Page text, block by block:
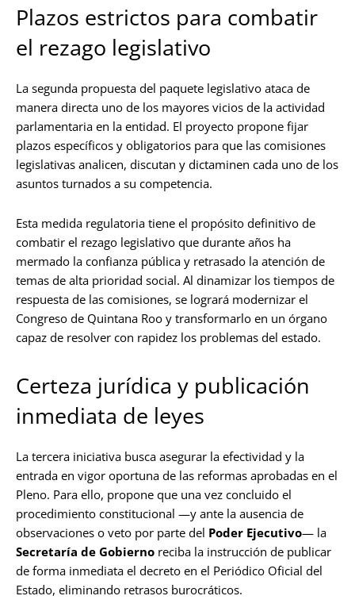
Plazos estrictos para combatir
el rezago legislativo
La segunda propuesta del paquete legislativo ataca de
manera directa uno de los mayores vicios de la actividad
parlamentaria en la entidad. El proyecto propone fijar
plazos específicos y obligatorios para que las comisiones
legislativas analicen, discutan y dictaminen cada uno de los
asuntos turnados a su competencia.
Esta medida regulatoria tiene el propósito definitivo de
combatir el rezago legislativo que durante años ha
mermado la confianza pública y retrasado la atención de
temas de alta prioridad social. Al dinamizar los tiempos de
respuesta de las comisiones, se logrará modernizar el
Congreso de Quintana Roo y transformarlo en un órgano
capaz de resolver con rapidez los problemas del estado.
Certeza jurídica y publicación
inmediata de leyes
La tercera iniciativa busca asegurar la efectividad y la
entrada en vigor oportuna de las reformas aprobadas en el
Pleno. Para ello, propone que una vez concluido el
procedimiento constitucional —y ante la ausencia de
observaciones o veto por parte del Poder Ejecutivo— la
Secretaría de Gobierno reciba la instrucción de publicar
de forma inmediata el decreto en el Periódico Oficial del
Estado, eliminando retrasos burocráticos.